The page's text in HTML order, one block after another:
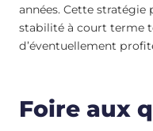
années. Cette stratégie
stabilité à court terme
d’éventuellement
Foire aux